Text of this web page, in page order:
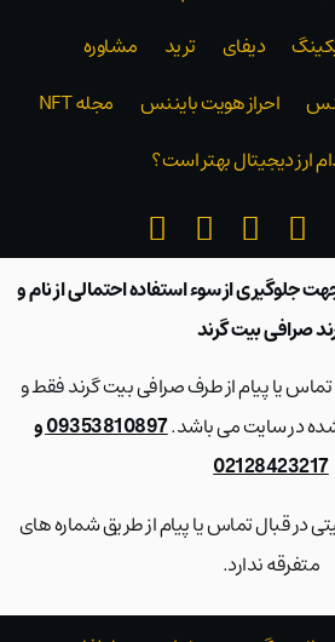
دیفای ترید
مشاوره
احراز هویت بایننس
مجله NFT
ارز دیجیتال بهتر است؟
جلوگیری از سوء استفاده احتمالی از نام و
صرافی بیت گرند
تماس یا پیام از طرف صرافی بیت گرند فقط و
در سایت می باشد.
09353810897 و
02128423217
در قبال تماس یا پیام از طریق شماره های
متفرقه ندارد.